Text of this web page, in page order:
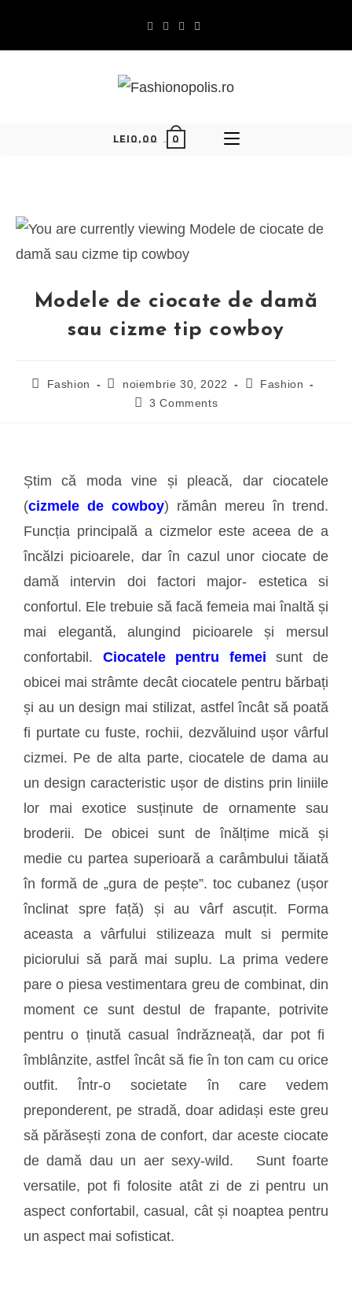
LEI0,00 0
Modele de ciocate de damă
sau cizme tip cowboy
Fashion noiembrie 30, 2022
Fashion
3 Comments
Știm că moda vine și pleacă, dar ciocatele
(cizmele de cowboy) rămân mereu în trend.
Funcția principală a cizmelor este aceea de a
încălzi picioarele, dar în cazul unor ciocate de
damă intervin doi factori major- estetica si
confortul. Ele trebuie să facă femeia mai înaltă și
mai elegantă, alungind picioarele și mersul
confortabil. Ciocatele pentru femei sunt de
obicei mai strâmte decât ciocatele pentru bărbați
și au un design mai stilizat, astfel încât să poată
fi purtate cu fuste, rochii, dezvăluind ușor vârful
cizmei. Pe de alta parte, ciocatele de dama au
un design caracteristic ușor de distins prin liniile
lor mai exotice susținute de ornamente sau
broderii. De obicei sunt de înălțime mică și
medie cu partea superioară a carâmbului tăiată
în formă de „gura de pește”. toc cubanez (ușor
înclinat spre față) și au vârf ascuțit. Forma
aceasta a vârfului stilizeaza mult si permite
piciorului să pară mai suplu. La prima vedere
pare o piesa vestimentara greu de combinat, din
moment ce sunt destul de frapante, potrivite
pentru o ținută casual îndrăzneață, dar pot fi
îmblânzite, astfel încât să fie în ton cam cu orice
outfit. Într-o societate în care vedem
preponderent, pe stradă, doar adidași este greu
să părăsești zona de confort, dar aceste ciocate
de damă dau un aer sexy-wild. Sunt foarte
versatile, pot fi folosite atât zi de zi pentru un
aspect confortabil, casual, cât și noaptea pentru
un aspect mai sofisticat.